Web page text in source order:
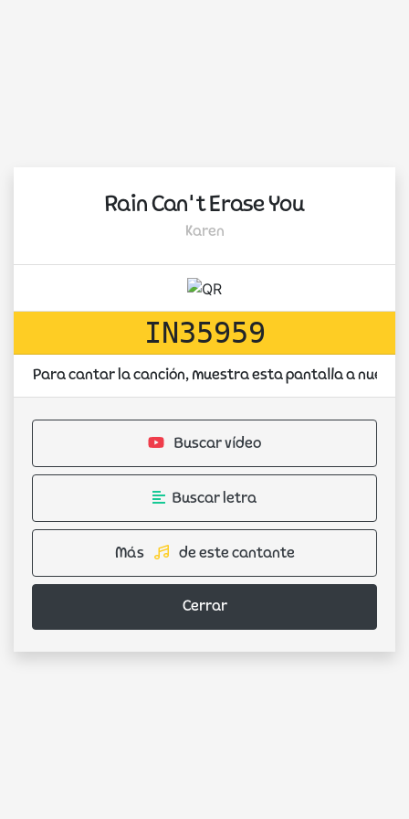
Rain Can't Erase You
Karen
IN35959
Para cantar la canción, muestra esta pantalla a
Buscar vídeo
Buscar letra
Más de este cantante
Cerrar